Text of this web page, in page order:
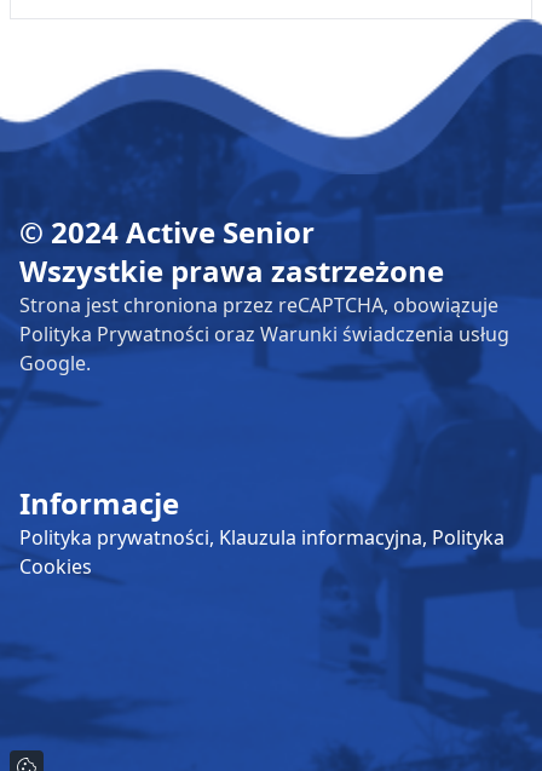
© 2024 Active Senior
Wszystkie prawa zastrzeżone
Strona jest chroniona przez reCAPTCHA, obowiązuje
Polityka Prywatności oraz Warunki świadczenia usług
Google.
Informacje
Polityka prywatności, Klauzula informacyjna, Polityka
Cookies